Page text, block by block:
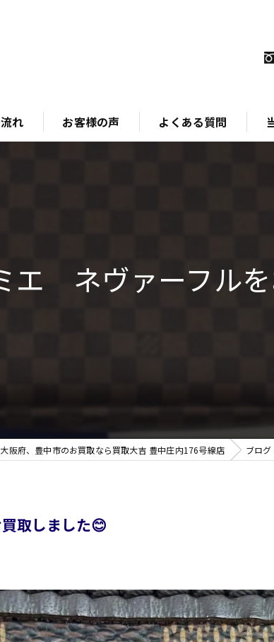
れ お客様の声 よくある質問
ジ
ネヴァーフルを
大阪府、豊中市のお買取なら買取大吉 豊中庄内176号線店 ブログ
取しました😊